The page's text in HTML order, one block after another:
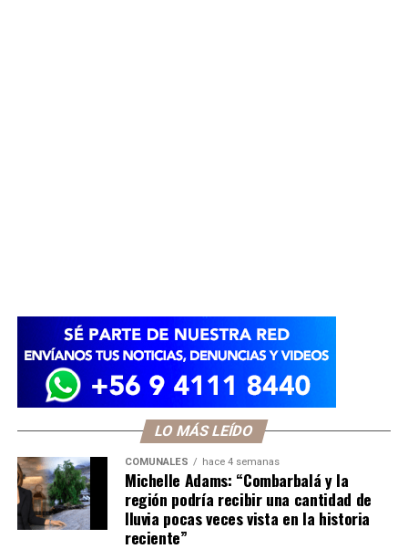
LO MÁS LEÍDO
COMUNALES hace 4 semanas
Michelle Adams: “Combarbalá y la
región podría recibir una cantidad de
lluvia pocas veces vista en la historia
reciente”